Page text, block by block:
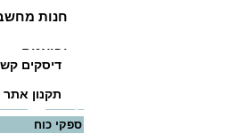
חנות
יבואנים
דיסקים
תקנון אתר
דף הבית >>
ספקי כוח